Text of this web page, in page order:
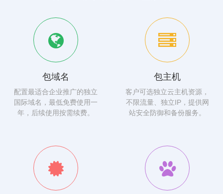
包域名
配置最适合企业推广的独立
国际域名，最低免费使用一
年，后续使用按需续费。
包主机
客户可选独立云主机资源，
不限流量、独立IP，提供网
站安全防御和备份服务。